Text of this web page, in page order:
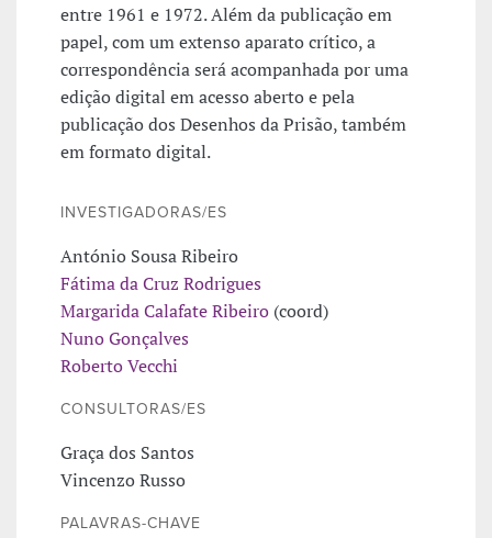
entre 1961 e 1972. Além da publicação em
papel, com um extenso aparato crítico, a
correspondência será acompanhada por uma
edição digital em acesso aberto e pela
publicação dos Desenhos da Prisão, também
em formato digital.
INVESTIGADORAS/ES
António Sousa Ribeiro
Fátima da Cruz Rodrigues
Margarida Calafate Ribeiro (coord)
Nuno Gonçalves
Roberto Vecchi
CONSULTORAS/ES
Graça dos Santos
Vincenzo Russo
PALAVRAS-CHAVE